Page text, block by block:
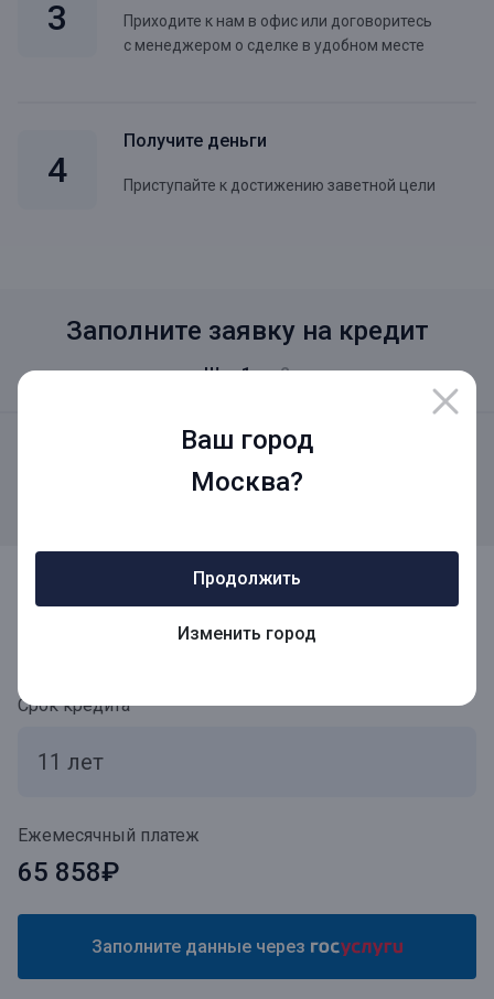
Ваш город
Москва?
Продолжить
Изменить город
Приходите к нам в офис или договоритесь
с менеджером о сделке в удобном месте
Получите деньги
Приступайте к достижению заветной цели
Заполните заявку на кредит
Шаг 1из 2
Срок кредита
Ежемесячный платеж
65 858₽
Заполните данные через